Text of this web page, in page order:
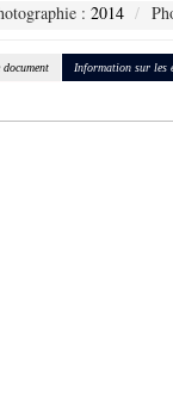
: 2014
Information sur les